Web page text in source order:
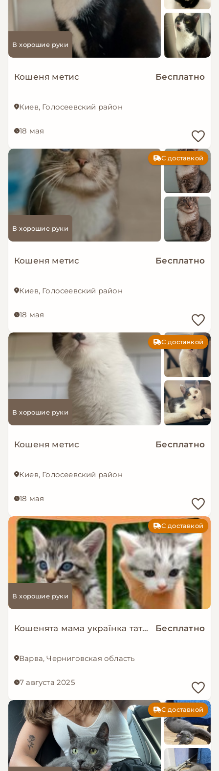
В хорошие руки
Кошеня метис Бесплатно
Киев, Голосеевский район
18 мая
С доставкой
В хорошие руки
Кошеня метис Бесплатно
Киев, Голосеевский район
18 мая
С доставкой
В хорошие руки
Кошеня метис Бесплатно
Киев, Голосеевский район
18 мая
С доставкой
В хорошие руки
Кошенята мама українка тато шотландець Бесплатно
Варва, Черниговская область
7 августа 2025
С доставкой